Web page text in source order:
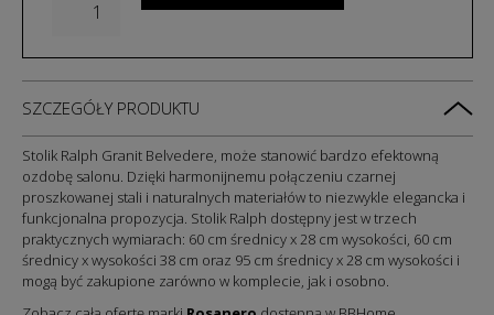
SZCZEGÓŁY PRODUKTU
Stolik Ralph Granit Belvedere, może stanowić bardzo efektowną
ozdobę salonu. Dzięki harmonijnemu połączeniu czarnej
proszkowanej stali i naturalnych materiałów to niezwykle elegancka i
funkcjonalna propozycja. Stolik Ralph dostępny jest w trzech
praktycznych wymiarach: 60 cm średnicy x 28 cm wysokości, 60 cm
średnicy x wysokości 38 cm oraz 95 cm średnicy x 28 cm wysokości i
mogą być zakupione zarówno w komplecie, jak i osobno.